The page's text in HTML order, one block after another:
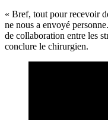
« Bref, tout pour recevoir
ne nous a envoyé
de collaboration entre les
conclure le chirurgien.